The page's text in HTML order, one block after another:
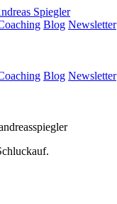
Spiegler
Blog Newsletter
Blog Newsletter